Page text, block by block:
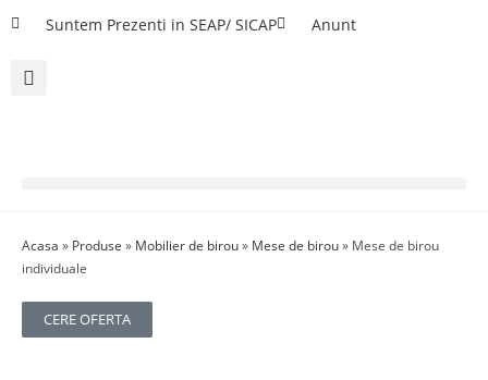
Suntem Prezenti in SEAP/ SICAP Anunt
Acasa » Produse » Mobilier de birou» Mese de birou» Mese de birou
individuale
CERE OFERTA